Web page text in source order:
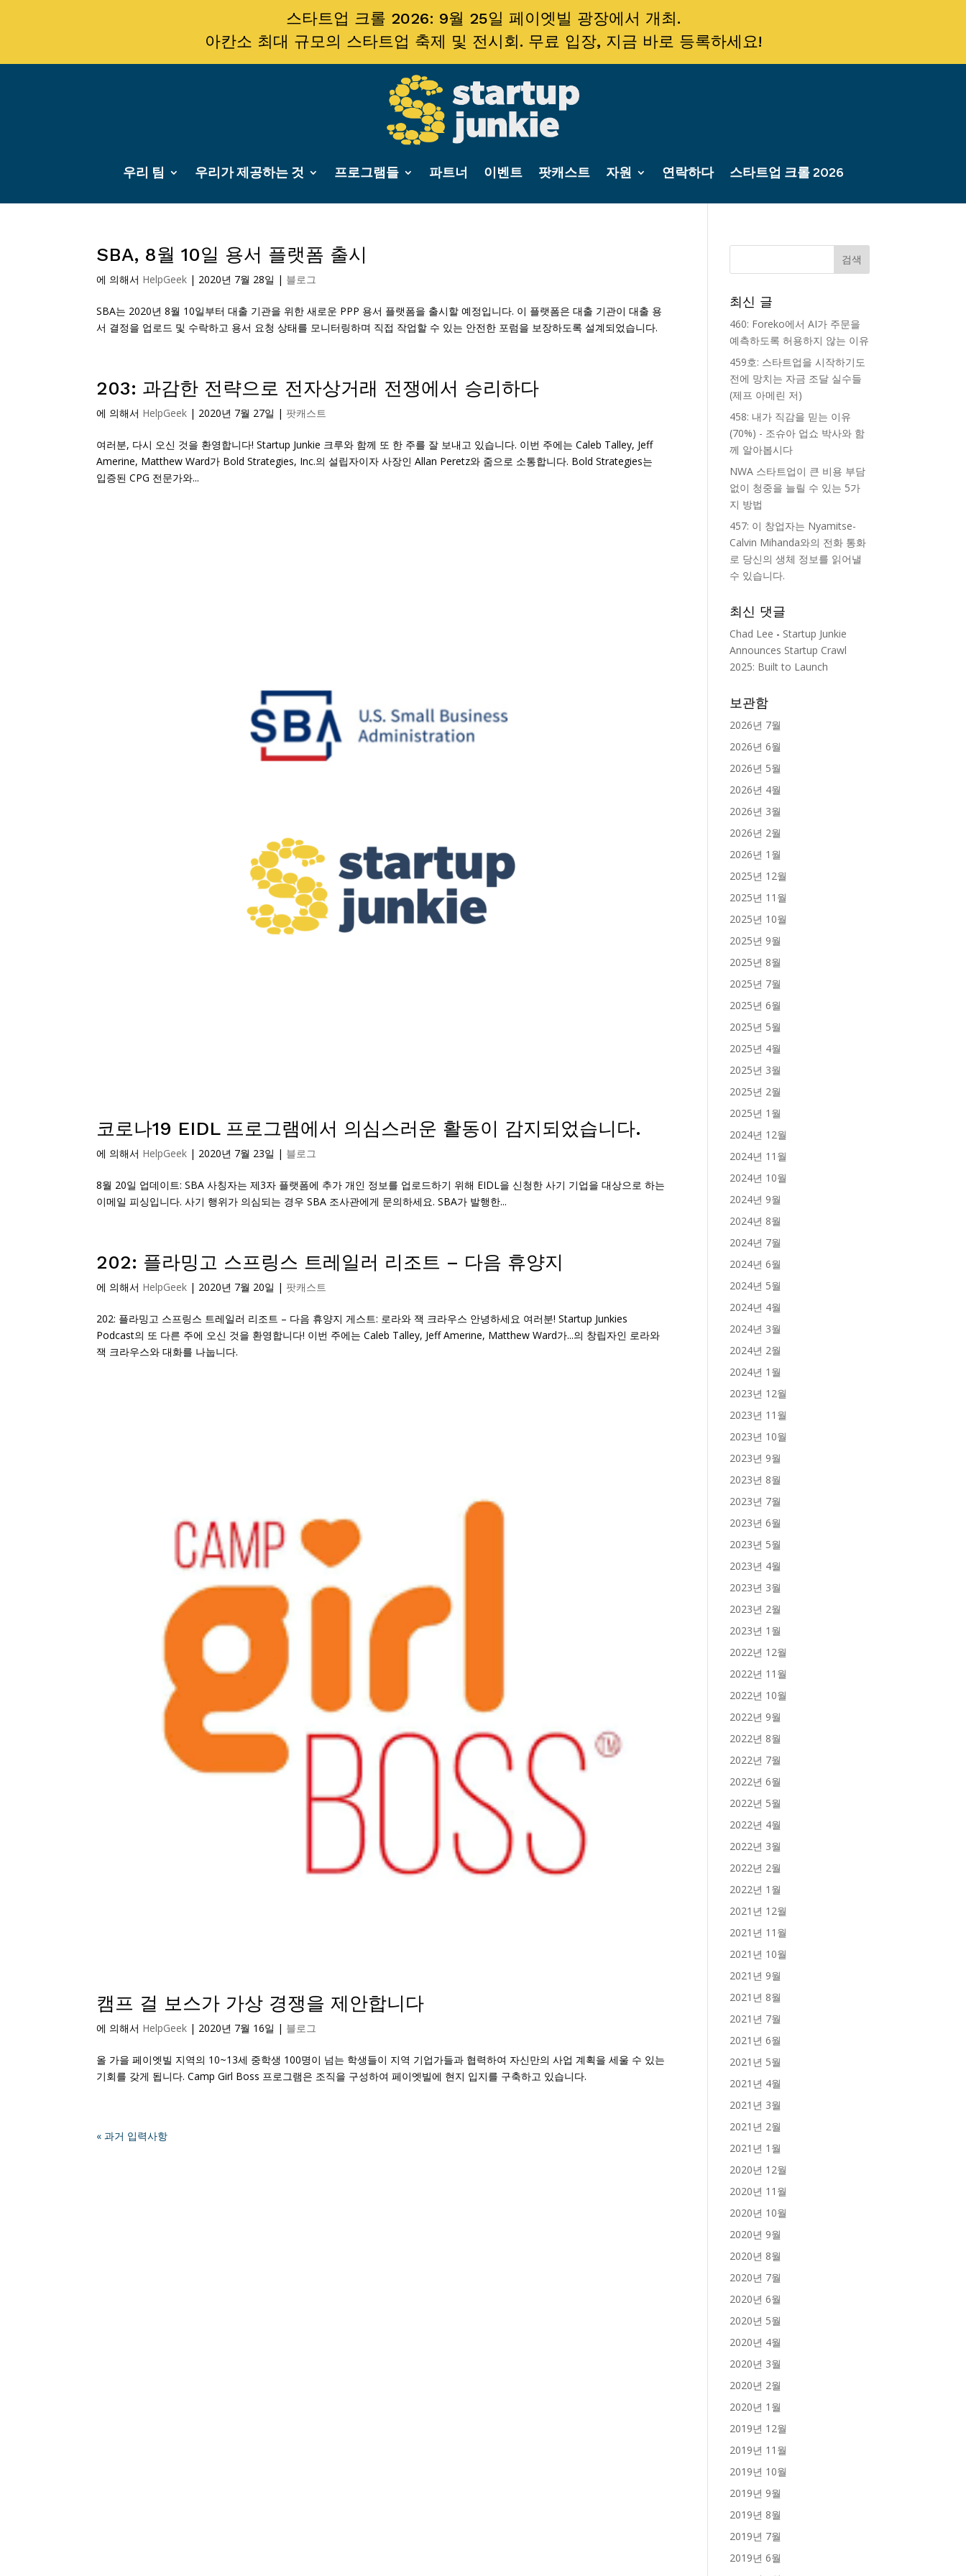
스타트업 크롤 2026: 9월 25일 페이엣빌 광장에서 개최.
아칸소 최대 규모의 스타트업 축제 및 전시회. 무료 입장, 지금 바로 등록하세요!
우리 팀 우리가 제공하는 것 프로그램들 파트너 이벤트 팟캐스트 자원 연락하다 스타트업 크롤 2026
SBA, 8월 10일 용서 플랫폼 출시
에 의해서 HelpGeek | 2020년 7월 28일 | 블로그
SBA는 2020년 8월 10일부터 대출 기관을 위한 새로운 PPP 용서 플랫폼을 출시할 예정입니다. 이 플랫폼은 대출 기관이 대출 용
서 결정을 업로드 및 수락하고 용서 요청 상태를 모니터링하며 직접 작업할 수 있는 안전한 포럼을 보장하도록 설계되었습니다.
203: 과감한 전략으로 전자상거래 전쟁에서 승리하다
에 의해서 HelpGeek | 2020년 7월 27일 | 팟캐스트
여러분, 다시 오신 것을 환영합니다! Startup Junkie 크루와 함께 또 한 주를 잘 보내고 있습니다. 이번 주에는 Caleb Talley, Jeff
Amerine, Matthew Ward가 Bold Strategies, Inc.의 설립자이자 사장인 Allan Peretz와 줌으로 소통합니다. Bold Strategies는
입증된 CPG 전문가와...
코로나19 EIDL 프로그램에서 의심스러운 활동이 감지되었습니다.
에 의해서 HelpGeek | 2020년 7월 23일 | 블로그
8월 20일 업데이트: SBA 사칭자는 제3자 플랫폼에 추가 개인 정보를 업로드하기 위해 EIDL을 신청한 사기 기업을 대상으로 하는
이메일 피싱입니다. 사기 행위가 의심되는 경우 SBA 조사관에게 문의하세요. SBA가 발행한...
202: 플라밍고 스프링스 트레일러 리조트 – 다음 휴양지
에 의해서 HelpGeek | 2020년 7월 20일 | 팟캐스트
202: 플라밍고 스프링스 트레일러 리조트 – 다음 휴양지 게스트: 로라와 잭 크라우스 안녕하세요 여러분! Startup Junkies
Podcast의 또 다른 주에 오신 것을 환영합니다! 이번 주에는 Caleb Talley, Jeff Amerine, Matthew Ward가...의 창립자인 로라와
잭 크라우스와 대화를 나눕니다.
캠프 걸 보스가 가상 경쟁을 제안합니다
에 의해서 HelpGeek | 2020년 7월 16일 | 블로그
올 가을 페이엣빌 지역의 10~13세 중학생 100명이 넘는 학생들이 지역 기업가들과 협력하여 자신만의 사업 계획을 세울 수 있는
기회를 갖게 됩니다. Camp Girl Boss 프로그램은 조직을 구성하여 페이엣빌에 현지 입지를 구축하고 있습니다.
« 과거 입력사항
최신 글
460: Foreko에서 AI가 주문을
예측하도록 허용하지 않는 이유
459호: 스타트업을 시작하기도
전에 망치는 자금 조달 실수들
(제프 아메린 저)
458: 내가 직감을 믿는 이유
(70%) - 조슈아 업쇼 박사와 함
께 알아봅시다
NWA 스타트업이 큰 비용 부담
없이 청중을 늘릴 수 있는 5가
지 방법
457: 이 창업자는 Nyamitse-
Calvin Mihanda와의 전화 통화
로 당신의 생체 정보를 읽어낼
수 있습니다.
최신 댓글
Chad Lee - Startup Junkie
Announces Startup Crawl
2025: Built to Launch
보관함
2026년 7월
2026년 6월
2026년 5월
2026년 4월
2026년 3월
2026년 2월
2026년 1월
2025년 12월
2025년 11월
2025년 10월
2025년 9월
2025년 8월
2025년 7월
2025년 6월
2025년 5월
2025년 4월
2025년 3월
2025년 2월
2025년 1월
2024년 12월
2024년 11월
2024년 10월
2024년 9월
2024년 8월
2024년 7월
2024년 6월
2024년 5월
2024년 4월
2024년 3월
2024년 2월
2024년 1월
2023년 12월
2023년 11월
2023년 10월
2023년 9월
2023년 8월
2023년 7월
2023년 6월
2023년 5월
2023년 4월
2023년 3월
2023년 2월
2023년 1월
2022년 12월
2022년 11월
2022년 10월
2022년 9월
2022년 8월
2022년 7월
2022년 6월
2022년 5월
2022년 4월
2022년 3월
2022년 2월
2022년 1월
2021년 12월
2021년 11월
2021년 10월
2021년 9월
2021년 8월
2021년 7월
2021년 6월
2021년 5월
2021년 4월
2021년 3월
2021년 2월
2021년 1월
2020년 12월
2020년 11월
2020년 10월
2020년 9월
2020년 8월
2020년 7월
2020년 6월
2020년 5월
2020년 4월
2020년 3월
2020년 2월
2020년 1월
2019년 12월
2019년 11월
2019년 10월
2019년 9월
2019년 8월
2019년 7월
2019년 6월